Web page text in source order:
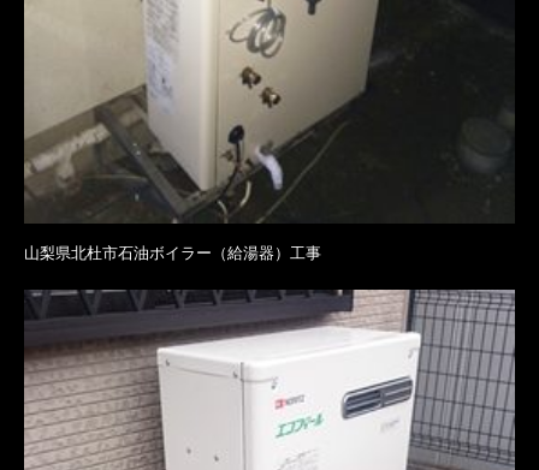
山梨県北杜市石油ボイラー（給湯器）工事